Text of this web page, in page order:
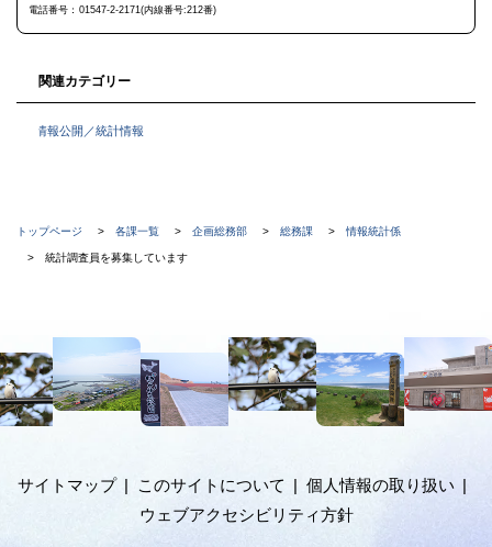
戻
電話番号 01547-2-2171(内線番号:212番)
関連カテゴリー
情報公開／統計情報
現
在
の
階
層
トップページ 各課一覧 企画総務部 総務課 情報統計係
統計調査員を募集しています
文
へ
メ
サイトマップ このサイトについて
個人情報の取り扱い
ウェブアクセシビリティ方針